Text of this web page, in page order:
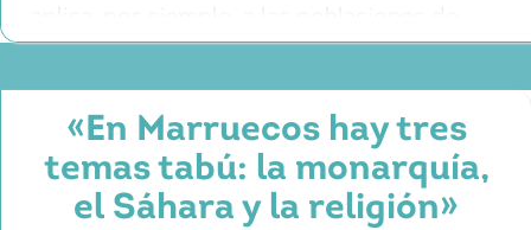
refugiados saharauis y a los seis millones de
nacen, viven y mueren como […]
«En Marruecos hay tres
temas tabú: la monarquía,
el Sáhara y la religión»